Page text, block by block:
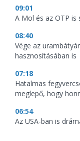
09:01
A Mol és az OTP
08:40
Vége az
hasznosításában is
07:18
Hatalmas
meglepő, hogy
06:54
Az USA-ban is